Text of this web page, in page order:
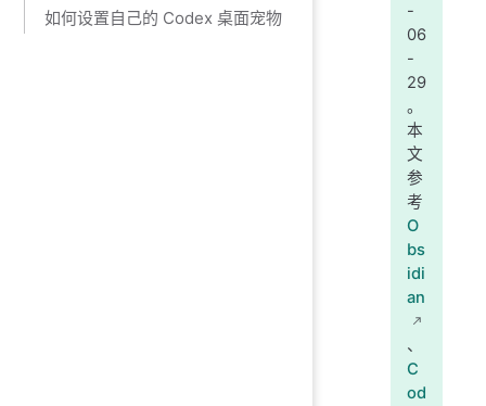
如何设置自己的 Codex 桌面宠物
-
06
-
29
。
本
文
参
考
O
bs
idi
an
、
C
od